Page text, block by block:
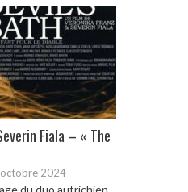
Fiala – « The
2024
du duo autrichien